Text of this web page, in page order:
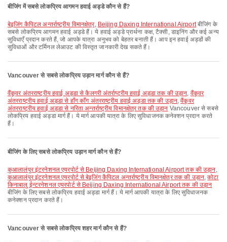
बीजिंग में सबसे लोकप्रिय आगमन हवाई अड्डे कौन से हैं?
बेइजिंग कैपिटल अन्तर्राष्ट्रीय विमानक्षेत्र, Beijing Daxing International Airportबीजिंग के
सबसे लोकप्रिय आगमन हवाई अड्डे हैं। ये हवाई अड्डे प्रार्थना कक्ष, टैक्सी, डाइनिंग और कई अन्य
सुविधाएँ प्रदान करते हैं, जो आपके यात्रा अनुभव को बेहतर बनाती हैं। आप इन हवाई अड्डों की
सुविधाओं और टर्मिनल लेआउट की विस्तृत जानकारी देख सकते हैं।
Vancouver से सबसे लोकप्रिय उड़ान मार्ग कौन से हैं?
वैंकूवर अंतरराष्ट्रीय हवाई अड्डा से कैलगरी अंतर्राष्ट्रीय हवाई अड्डा तक की उड़ान, वैंकूवर
अंतरराष्ट्रीय हवाई अड्डा से हॉंग कॉंग अंतरराष्ट्रीय हवाई अड्डा तक की उड़ान,वैंकूवर
अंतरराष्ट्रीय हवाई अड्डा से नरिता अन्तर्राष्ट्रीय विमानक्षेत्र तक की उड़ान Vancouver से सबसे
लोकप्रिय हवाई अड्डा मार्ग हैं। ये मार्ग आपकी यात्रा के लिए सुविधाजनक कनेक्शन प्रदान करते
हैं।
बीजिंग के लिए सबसे लोकप्रिय उड़ान मार्ग कौन से हैं?
कुआलालंपुर इंटरनेशनल एयरपोर्ट से Beijing Daxing International Airport तक की उड़ान,
कुआलालंपुर इंटरनेशनल एयरपोर्ट से बेइजिंग कैपिटल अन्तर्राष्ट्रीय विमानक्षेत्र तक की उड़ान,कोटा
किनाबालु ईन्टरनेशनल एयरपोर्ट से Beijing Daxing International Airport तक की उड़ान
बीजिंग के लिए सबसे लोकप्रिय हवाई अड्डा मार्ग हैं। ये मार्ग आपकी यात्रा के लिए सुविधाजनक
कनेक्शन प्रदान करते हैं।
Vancouver से सबसे लोकप्रिय शहर मार्ग कौन से हैं?